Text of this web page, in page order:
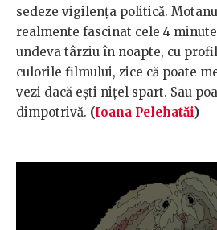
sedeze vigilența politică.
realmente fascinat cele 4
undeva târziu în noapte, cu
culorile filmului, zice că poate
vezi dacă ești nițel spart. Sau
dimpotrivă. (Ioana Pelehatăi)